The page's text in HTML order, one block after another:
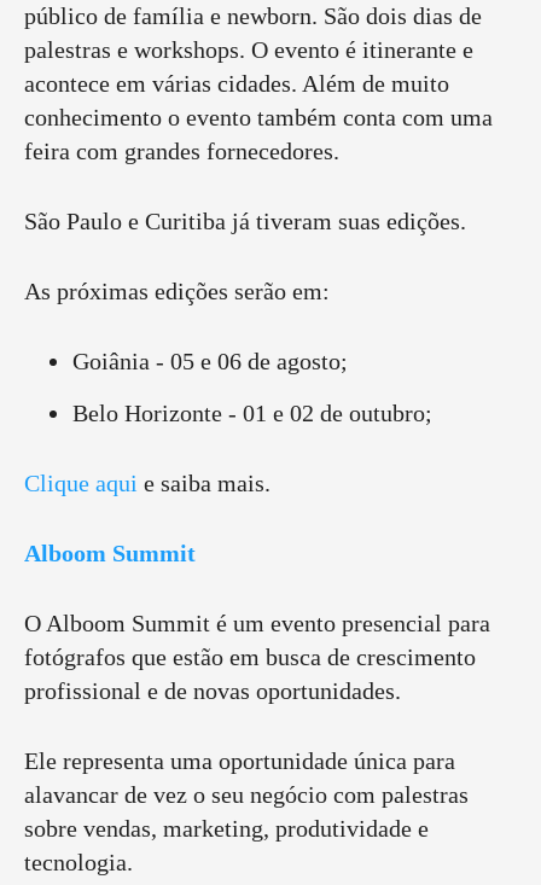
público de família e newborn. São dois dias de
palestras e workshops. O evento é itinerante e
acontece em várias cidades. Além de muito
conhecimento o evento também conta com uma
feira com grandes fornecedores.
São Paulo e Curitiba já tiveram suas edições.
As próximas edições serão em:
Goiânia - 05 e 06 de agosto;
Belo Horizonte - 01 e 02 de outubro;
Clique aqui e saiba mais.
Alboom Summit
O Alboom Summit é um evento presencial para
fotógrafos que estão em busca de crescimento
profissional e de novas oportunidades.
Ele representa uma oportunidade única para
alavancar de vez o seu negócio com palestras
sobre vendas, marketing, produtividade e
tecnologia.